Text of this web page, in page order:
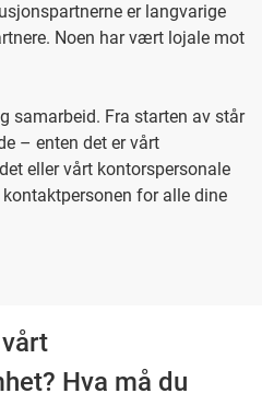
er langvarige
Noen har vært lojale mot
samarbeid. Fra starten av står
– enten det er vårt
eller vårt kontorspersonale
for alle dine
Hva må du